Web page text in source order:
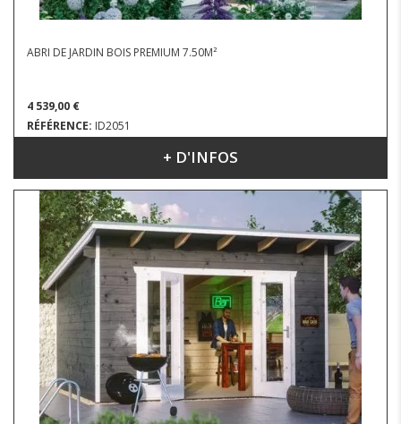
ABRI DE JARDIN BOIS PREMIUM 7.50M²
4 539,00 €
RÉFÉRENCE: ID2051
DIMENSIONS : 2.80 X 3.55 M+ D'INFOS